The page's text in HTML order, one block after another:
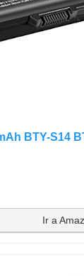
BTY-S14
Ir a